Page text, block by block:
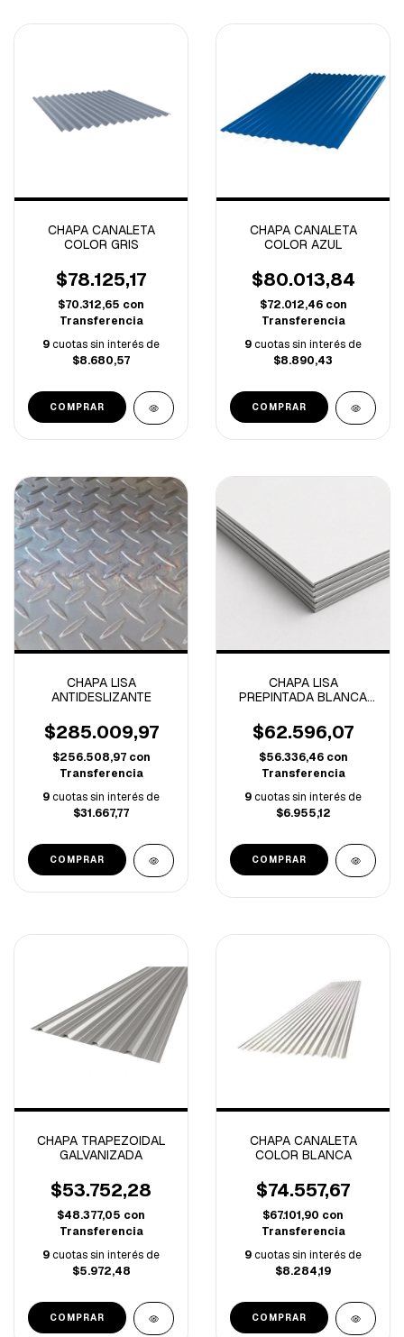
CHAPA CANALETA
COLOR GRIS
$78.125,17
$70.312,65 con
Transferencia
9cuotas sin interés de
$8.680,57
COMPRAR
CHAPA CANALETA
COLOR AZUL
$80.013,84
$72.012,46 con
Transferencia
9cuotas sin interés de
$8.890,43
COMPRAR
CHAPA LISA
ANTIDESLIZANTE
$285.009,97
$256.508,97 con
Transferencia
9cuotas sin interés de
$31.667,77
COMPRAR
CHAPA LISA
PREPINTADA BLANCA
$62.596,07
$56.336,46 con
Transferencia
9cuotas sin interés de
$6.955,12
CHAPA TRAPEZOIDAL
GALVANIZADA
$53.752,28
$48.377,05 con
Transferencia
9cuotas sin interés de
$5.972,48
COMPRAR
CHAPA CANALETA
COLOR BLANCA
$74.557,67
$67.101,90 con
Transferencia
9cuotas sin interés de
$8.284,19
COMPRAR